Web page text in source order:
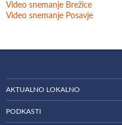
Video snemanje Brežice
Video snemanje Posavje
AKTUALNO LOKALNO
PODKASTI